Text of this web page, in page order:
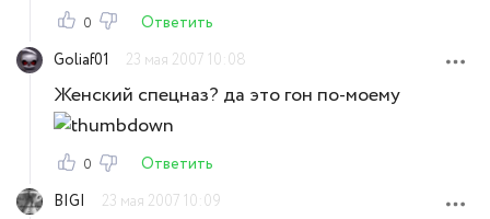
0
Ответить
Goliaf01
23 мая 2007 10:08
Женский спецназ? да это гон по-моему
0
Ответить
BIGI
23 мая 2007 10:09